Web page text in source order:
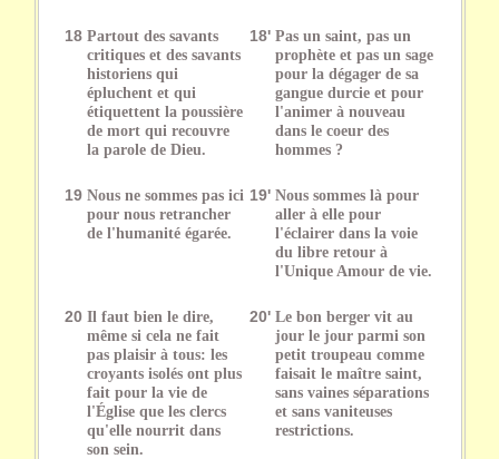
18 Partout des savants
critiques et des savants
historiens qui
épluchent et qui
étiquettent la poussière
de mort qui recouvre
la parole de Dieu.
18' Pas un saint, pas un
prophète et pas un sage
pour la dégager de sa
gangue durcie et pour
l'animer à nouveau
dans le coeur des
hommes ?
19 Nous ne sommes pas ici
pour nous retrancher
de l'humanité égarée.
19' Nous sommes là pour
aller à elle pour
l'éclairer dans la voie
du libre retour à
l'Unique Amour de vie.
20 Il faut bien le dire,
même si cela ne fait
pas plaisir à tous: les
croyants isolés ont plus
fait pour la vie de
l'Église que les clercs
qu'elle nourrit dans
son sein.
20' Le bon berger vit au
jour le jour parmi son
petit troupeau comme
faisait le maître saint,
sans vaines séparations
et sans vaniteuses
restrictions.